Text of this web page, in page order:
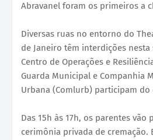
Abravanel foram os primeiros a
Diversas ruas no entorno do
de Janeiro têm interdições nesta
Centro de Operações e
Guarda Municipal e Companhia
Urbana (Comlurb) participam do
Das 15h às 17h, os parentes vão
cerimônia privada de cremação.